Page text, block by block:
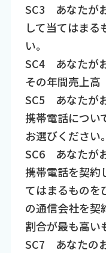
SC3 あなたが
して当てはまる
い。
SC4 あなたが
その年間売上高
SC5 あなたが
携帯電話につい
お選びください。
SC6 あなたが
携帯電話を契約
てはまるものを
の通信会社を契
割合が最も高い
SC7 あなたの